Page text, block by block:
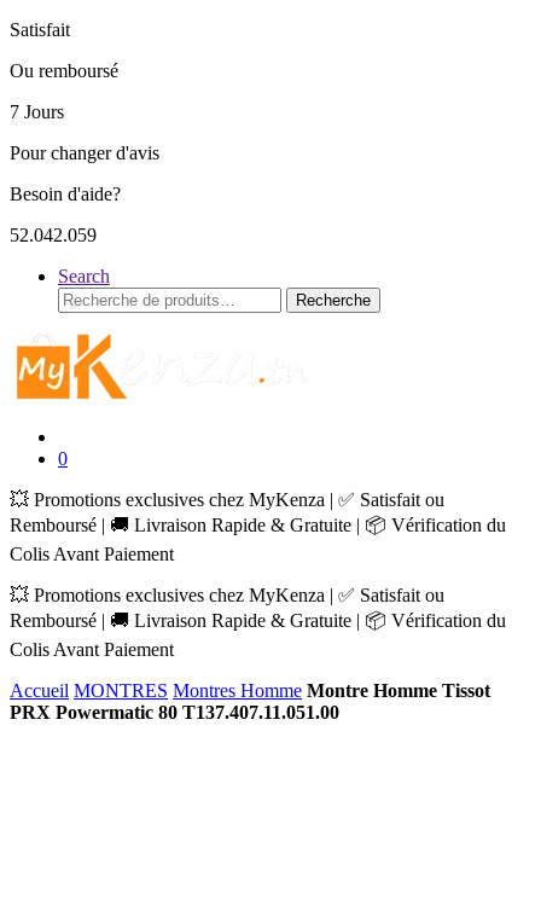
Satisfait
Ou remboursé
7 Jours
Pour changer d'avis
Besoin d'aide?
52.042.059
Search
Recherche
pour :
Recherche
0
💥 Promotions exclusives chez MyKenza | ✅ Satisfait ou
Remboursé | 🚚 Livraison Rapide & Gratuite | 📦 Vérification du
Colis Avant Paiement
💥 Promotions exclusives chez MyKenza | ✅ Satisfait ou
Remboursé | 🚚 Livraison Rapide & Gratuite | 📦 Vérification du
Colis Avant Paiement
Accueil MONTRES Montres Homme Montre Homme Tissot
PRX Powermatic 80 T137.407.11.051.00